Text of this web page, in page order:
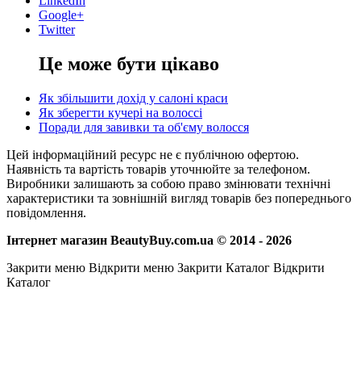
Google+
Twitter
Це може бути цікаво
Як збільшити дохід у салоні краси
Як зберегти кучері на волоссі
Поради для завивки та об'єму волосся
Цей інформаційний ресурс не є публічною офертою.
Наявність та вартість товарів уточнюйте за телефоном.
Виробники залишають за собою право змінювати технічні
характеристики та зовнішній вигляд товарів без попереднього
повідомлення.
Інтернет магазин BeautyBuy.com.ua © 2014 - 2026
Закрити меню Відкрити меню Закрити Каталог Відкрити
Каталог